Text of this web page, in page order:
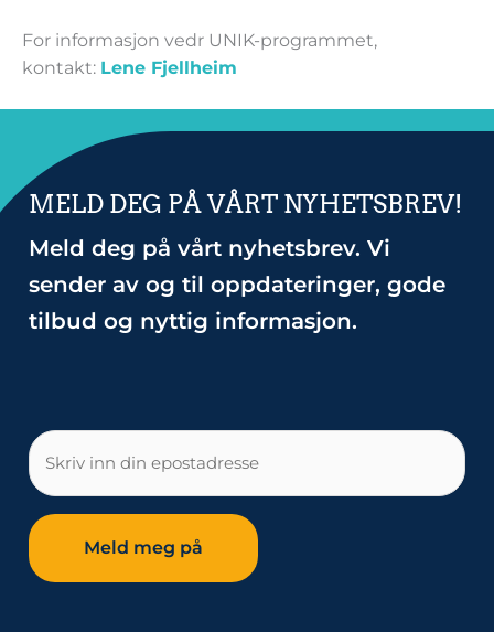
For informasjon vedr UNIK-programmet,
kontakt: Lene Fjellheim
MELD DEG PÅ VÅRT NYHETSBREV!
Meld deg på vårt nyhetsbrev. Vi
sender av og til oppdateringer, gode
tilbud og nyttig informasjon.
E-
post